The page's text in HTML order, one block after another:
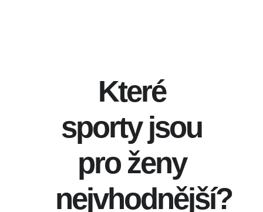
Které
sporty jsou
pro ženy
nejvhodnější?